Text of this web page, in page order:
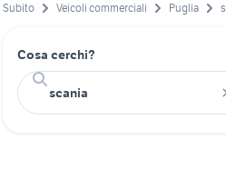
Subito Veicoli commerciali Puglia
Cosa cerchi?